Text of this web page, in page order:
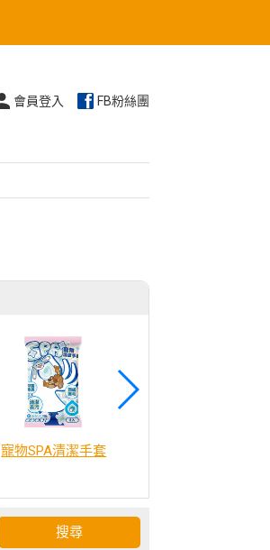
會員登入 FB粉絲團
寵物SPA清潔手套